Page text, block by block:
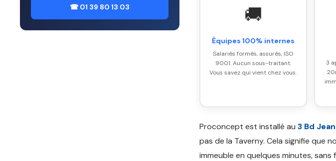
☎ 01 39 80 13 03 🚚
Équipes 100% internes
Salariés formés, assurés, ISO
9001. Aucun sous-traitant.
Vous savez qui vient chez vous.
3
Proconcept est installé au 3 Bd
pas de la Taverny. Cela signifie que
immeuble en quelques minutes,